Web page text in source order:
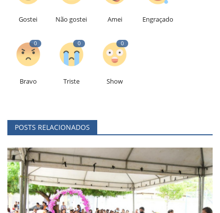
Gostei Não gostei Amei Engraçado
0
Bravo
0
Triste
0
Show
POSTS RELACIONADOS